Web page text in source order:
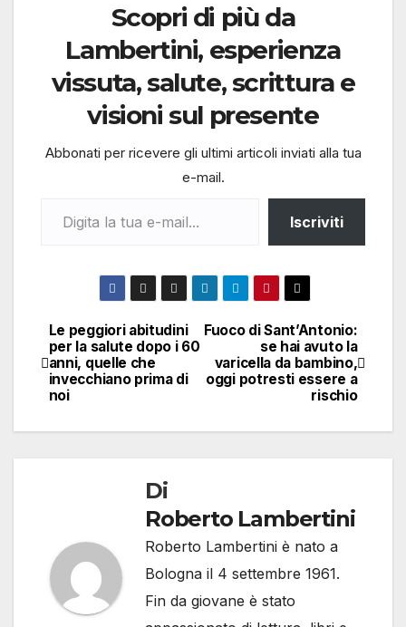
Scopri di più da
Lambertini, esperienza
vissuta, salute, scrittura e
visioni sul presente
Abbonati per ricevere gli ultimi articoli inviati alla tua
e-mail.
Iscriviti
Navigazione
articoli
Fuoco di Sant’Antonio:
se hai avuto la
varicella da bambino,
oggi potresti essere a
rischio
Le peggiori abitudini
per la salute dopo i 60
anni, quelle che
invecchiano prima di
noi
Di
Roberto Lambertini
Roberto Lambertini è nato a
Bologna il 4 settembre 1961.
Fin da giovane è stato